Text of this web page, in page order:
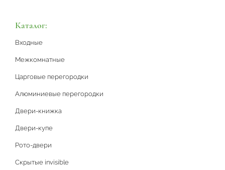
Каталог:
Входные
Межкомнатные
Царговые перегородки
Алюминиевые перегородки
Двери-книжка
Двери-купе
Рото-двери
Скрытые invisible